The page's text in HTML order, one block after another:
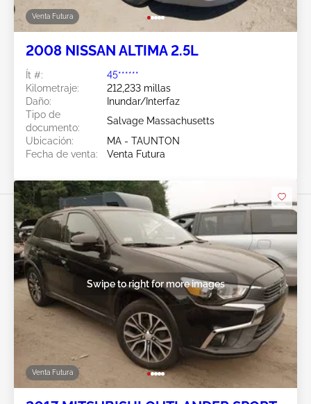
Venta Futura
2008 NISSAN ALTIMA 2.5L
Ít #:
45******
Kilometraje:
212,233 millas
Daño:
Inundar/Interfaz
Tipo de
documento:
Salvage Massachusetts
Ubicación:
MA - TAUNTON
Fecha de venta:
Venta Futura
Venta Futura
Swipe to right for more images